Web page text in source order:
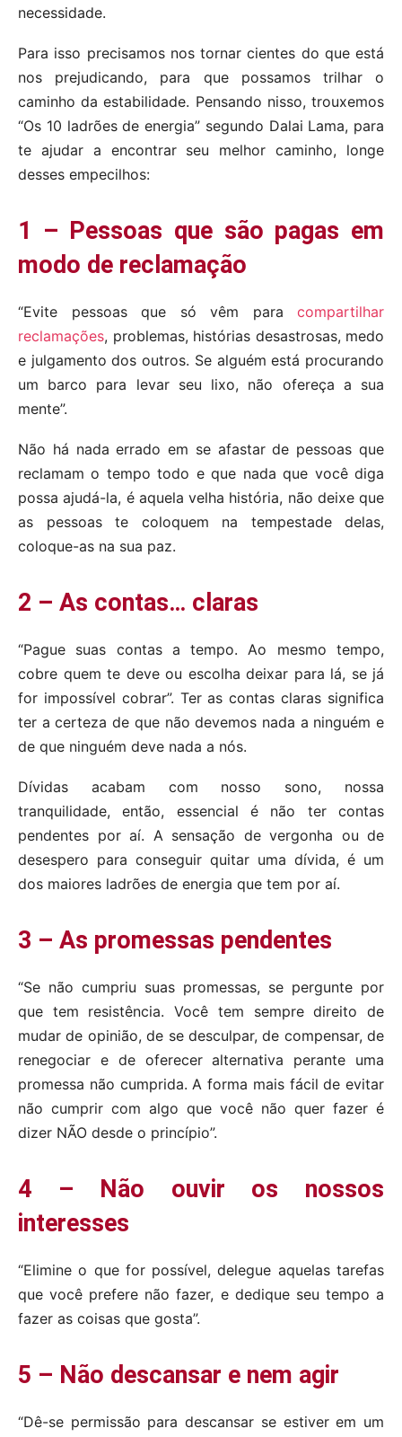
necessidade.
Para isso precisamos nos tornar cientes do que está
nos prejudicando, para que possamos trilhar o
caminho da estabilidade. Pensando nisso, trouxemos
“Os 10 ladrões de energia” segundo Dalai Lama, para
te ajudar a encontrar seu melhor caminho, longe
desses empecilhos:
1 – Pessoas que são pagas em
modo de reclamação
“Evite pessoas que só vêm para compartilhar
reclamações, problemas, histórias desastrosas, medo
e julgamento dos outros. Se alguém está procurando
um barco para levar seu lixo, não ofereça a sua
mente”.
Não há nada errado em se afastar de pessoas que
reclamam o tempo todo e que nada que você diga
possa ajudá-la, é aquela velha história, não deixe que
as pessoas te coloquem na tempestade delas,
coloque-as na sua paz.
2 – As contas… claras
“Pague suas contas a tempo. Ao mesmo tempo,
cobre quem te deve ou escolha deixar para lá, se já
for impossível cobrar”. Ter as contas claras significa
ter a certeza de que não devemos nada a ninguém e
de que ninguém deve nada a nós.
Dívidas acabam com nosso sono, nossa
tranquilidade, então, essencial é não ter contas
pendentes por aí. A sensação de vergonha ou de
desespero para conseguir quitar uma dívida, é um
dos maiores ladrões de energia que tem por aí.
3 – As promessas pendentes
“Se não cumpriu suas promessas, se pergunte por
que tem resistência. Você tem sempre direito de
mudar de opinião, de se desculpar, de compensar, de
renegociar e de oferecer alternativa perante uma
promessa não cumprida. A forma mais fácil de evitar
não cumprir com algo que você não quer fazer é
dizer NÃO desde o princípio”.
4 – Não ouvir os nossos
interesses
“Elimine o que for possível, delegue aquelas tarefas
que você prefere não fazer, e dedique seu tempo a
fazer as coisas que gosta”.
5 – Não descansar e nem agir
“Dê-se permissão para descansar se estiver em um